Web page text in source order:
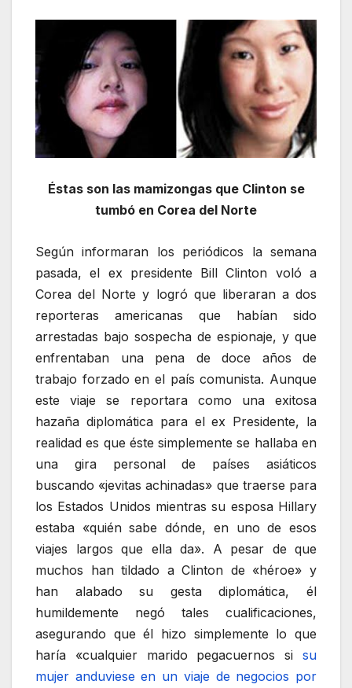
Éstas son las mamizongas que Clinton se
tumbó en Corea del Norte
Según informaran los periódicos la semana
pasada, el ex presidente Bill Clinton voló a
Corea del Norte y logró que liberaran a dos
reporteras americanas que habían sido
arrestadas bajo sospecha de espionaje, y que
enfrentaban una pena de doce años de
trabajo forzado en el país comunista. Aunque
este viaje se reportara como una exitosa
hazaña diplomática para el ex Presidente, la
realidad es que éste simplemente se hallaba en
una gira personal de países asiáticos
buscando «jevitas achinadas» que traerse para
los Estados Unidos mientras su esposa Hillary
estaba «quién sabe dónde, en uno de esos
viajes largos que ella da». A pesar de que
muchos han tildado a Clinton de «héroe» y
han alabado su gesta diplomática, él
humildemente negó tales cualificaciones,
asegurando que él hizo simplemente lo que
haría «cualquier marido pegacuernos si su
mujer anduviese en un viaje de negocios por